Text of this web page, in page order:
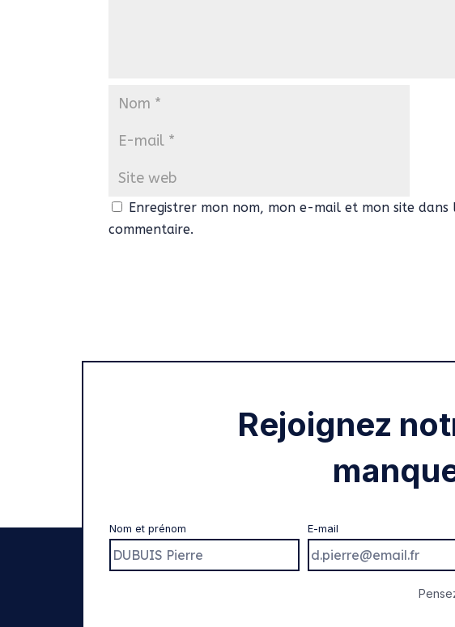
Enregistrer mon nom, mon e-mail et mon site
commentaire.
Rejoignez
Nom et prénom E-mail